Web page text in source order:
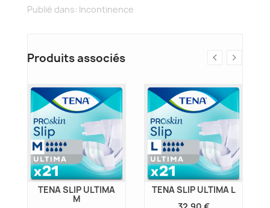
Publié dans: Incontinence
Produits associés
TENA SLIP ULTIMA
M
TENA SLIP ULTIMA L